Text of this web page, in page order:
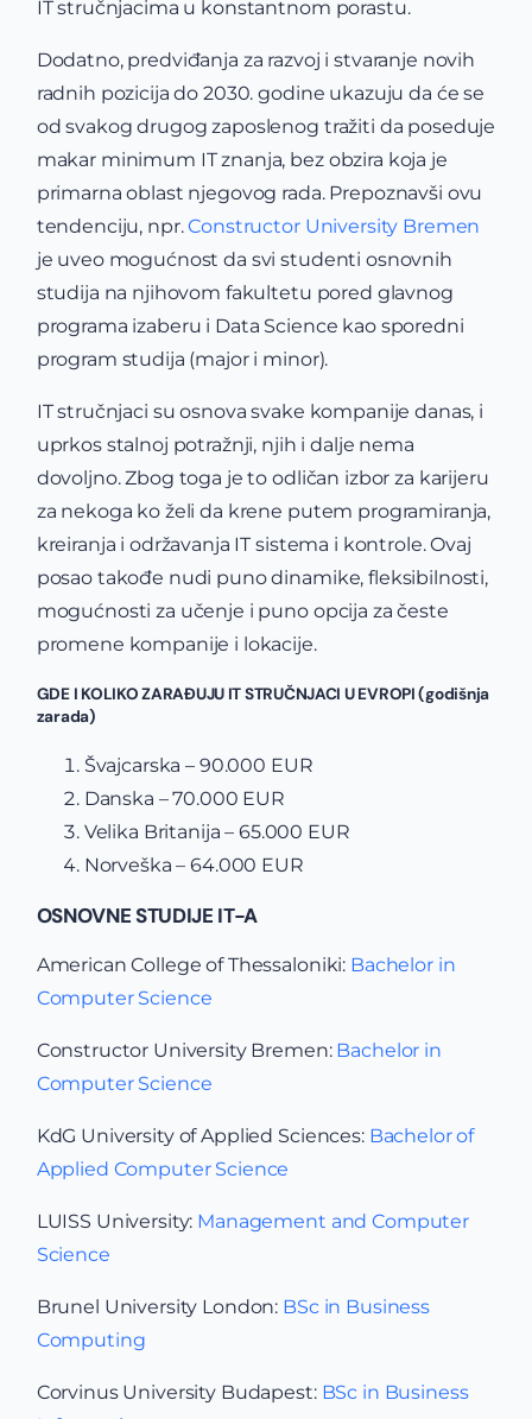
IT stručnjacima u konstantnom porastu.
Dodatno, predviđanja za razvoj i stvaranje novih
radnih pozicija do 2030. godine ukazuju da će se
od svakog drugog zaposlenog tražiti da poseduje
makar minimum IT znanja, bez obzira koja je
primarna oblast njegovog rada. Prepoznavši ovu
tendenciju, npr.Constructor University Bremen
je uveo mogućnost da svi studenti osnovnih
studija na njihovom fakultetu pored glavnog
programa izaberu i Data Science kao sporedni
program studija (major i minor).
IT stručnjaci su osnova svake kompanije danas, i
uprkos stalnoj potražnji, njih i dalje nema
dovoljno. Zbog toga je to odličan izbor za karijeru
za nekoga ko želi da krene putem programiranja,
kreiranja i održavanja IT sistema i kontrole. Ovaj
posao takođe nudi puno dinamike, fleksibilnosti,
mogućnosti za učenje i puno opcija za česte
promene kompanije i lokacije.
GDE I KOLIKO ZARAĐUJU IT STRUČNJACI U EVROPI (godišnja
zarada)
Švajcarska – 90.000 EUR
Danska – 70.000 EUR
Velika Britanija – 65.000 EUR
Norveška – 64.000 EUR
OSNOVNE STUDIJE IT-A
American College of Thessaloniki: Bachelor in
Computer Science
Constructor University Bremen: Bachelor in
Computer Science
KdG University of Applied Sciences: Bachelor of
Applied Computer Science
LUISS University: Management and Computer
Science
Brunel University London: BSc in Business
Computing
Corvinus University Budapest: BSc in Business